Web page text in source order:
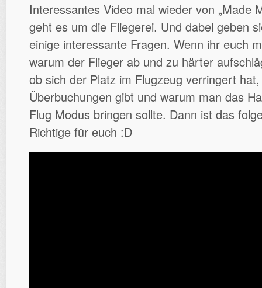
Interessantes Video mal wieder von „Made
geht es um die Fliegerei. Und dabei geben
einige interessante Fragen. Wenn ihr euch
warum der Flieger ab und zu härter
ob sich der Platz im Flugzeug verringert
Überbuchungen gibt und warum man das
Flug Modus bringen sollte. Dann ist das
Richtige für euch :D